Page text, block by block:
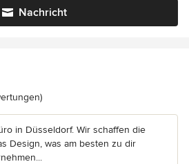
Nachricht
5 von 5 Sternen
in Düsseldorf. Wir schaffen die
Design, was am besten zu dir